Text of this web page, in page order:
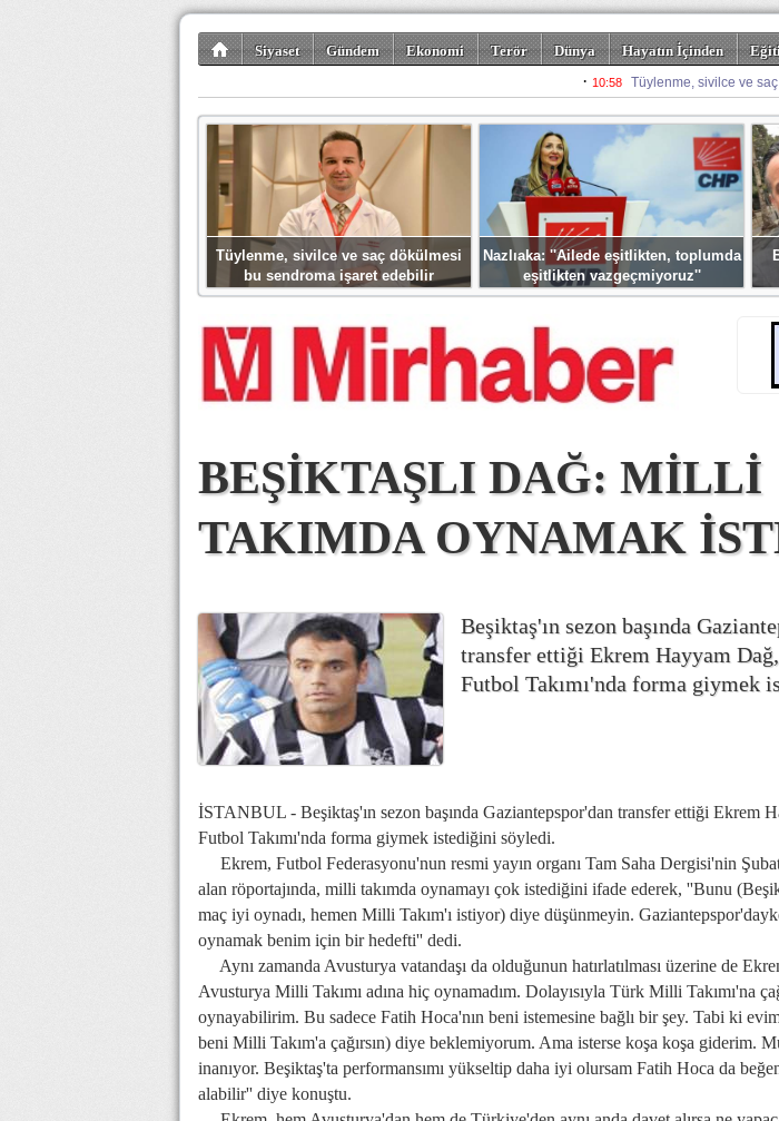
Siyaset Gündem Ekonomi Terör Dünya Hayatın İçinden
Spor Misafir Kalem Foto
Tüylenme, sivilce ve saç dökülmesi
bu sendroma işaret edebilir
Nazlıaka: ''Ailede eşitlikten, toplumda
eşitlikten vazgeçmiyoruz''
BEŞİKTAŞLI DAĞ: MİLLİ
TAKIMDA OYNAMAK
Beşiktaş'ın sezon başında
transfer ettiği Ekrem Hayyam
Futbol Takımı'nda forma giymek
İSTANBUL - Beşiktaş'ın sezon başında Gaziantepspor'dan transfer ettiği Ekrem
Futbol Takımı'nda forma giymek istediğini söyledi.
Ekrem, Futbol Federasyonu'nun resmi yayın organı Tam Saha Dergisi'nin Şubat
alan röportajında, milli takımda oynamayı çok istediğini ifade ederek, ''Bunu
maç iyi oynadı, hemen Milli Takım'ı istiyor) diye düşünmeyin.
oynamak benim için bir hedefti'' dedi.
Aynı zamanda Avusturya vatandaşı da olduğunun hatırlatılması üzerine de
Avusturya Milli Takımı adına hiç oynamadım. Dolayısıyla Türk Milli Takımı'na
oynayabilirim. Bu sadece Fatih Hoca'nın beni istemesine bağlı bir şey. Tabi ki
beni Milli Takım'a çağırsın) diye beklemiyorum. Ama isterse koşa koşa giderim.
inanıyor. Beşiktaş'ta performansımı yükseltip daha iyi olursam Fatih Hoca da
alabilir'' diye konuştu.